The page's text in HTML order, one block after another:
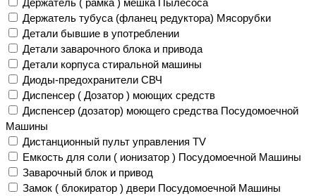
Держатель тубуса (фланец редуктора) Мясорубки
Детали бывшие в употреблении
Детали заварочного блока и привода
Детали корпуса стиральной машины
Диоды-предохранители СВЧ
Диспенсер ( Дозатор ) моющих средств
Диспенсер (дозатор) моющего средства Посудомоечной
Машины
Дистанционный пульт управления TV
Емкость для соли ( ионизатор ) Посудомоечной Машины
Заварочный блок и привод
Замок ( блокиратор ) двери Посудомоечной Машины